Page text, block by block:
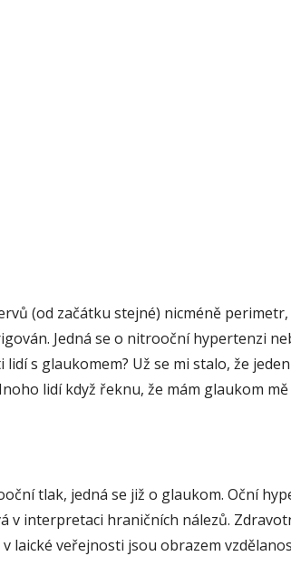
(od začátku stejné) nicméně
Jedná se o nitrooční hypertenzi
s glaukomem? Už se mi stalo, že
lidí když řeknu, že mám glaukom
tlak, jedná se již o glaukom. Oční
v interpretaci hraničních nálezů.
veřejnosti jsou obrazem